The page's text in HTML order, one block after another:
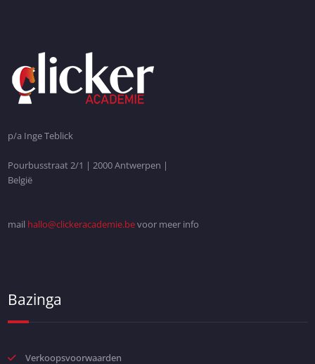
p/a Inge Teblick
Pourbusstraat 2/1 | 2000 Antwerpen |
België
mail hallo@clickeracademie.bevoor meer info
Bazinga
Verkoopsvoorwaarden